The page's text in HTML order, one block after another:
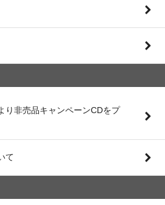
り非売品キャンペーンCDをプ
て